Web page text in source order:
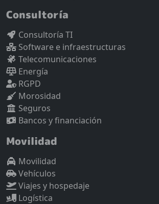
Consultoría
Consultoría TI
Software e infraestructuras
Telecomunicaciones
Energía
RGPD
Morosidad
Seguros
Bancos y financiación
Movilidad
Movilidad
Vehículos
Viajes y hospedaje
Logística